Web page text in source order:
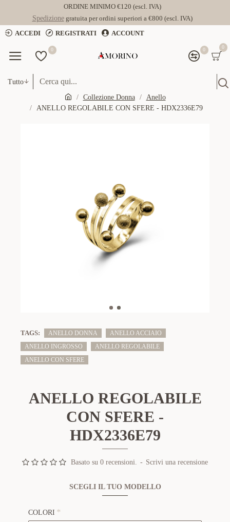
ORDINE MINIMO €120 (escl. IVA)
Spedizionegratuita per ordini superiori a €800 (escl. IVA)
ACCEDI
REGISTRATI ACCOUNT
0 0 0
Tutto
Collezione Donna
Anello
ANELLO REGOLABILE CON SFERE - HDX2336E79
TAGS: ANELLO DONNA
ANELLO ACCIAIO
ANELLO INGROSSO
ANELLO REGOLABILE
ANELLO CON SFERE
ANELLO REGOLABILE
CON SFERE -
HDX2336E79
Basato su 0 recensioni. - Scrivi una recensione
SCEGLI IL TUO MODELLO
COLORI